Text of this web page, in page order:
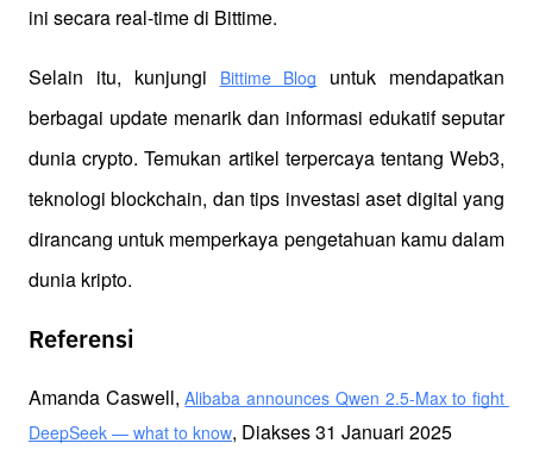
ini secara real-time di Bittime.
Selain itu, kunjungi Bittime Blog
untuk mendapatkan
berbagai update menarik dan informasi edukatif seputar
dunia crypto. Temukan artikel terpercaya tentang Web3,
teknologi blockchain, dan tips investasi aset digital yang
dirancang untuk memperkaya pengetahuan kamu dalam
dunia kripto.
Referensi
Amanda Caswell, Alibaba announces Qwen 2.5-Max to fight
DeepSeek — what to know, Diakses 31 Januari 2025